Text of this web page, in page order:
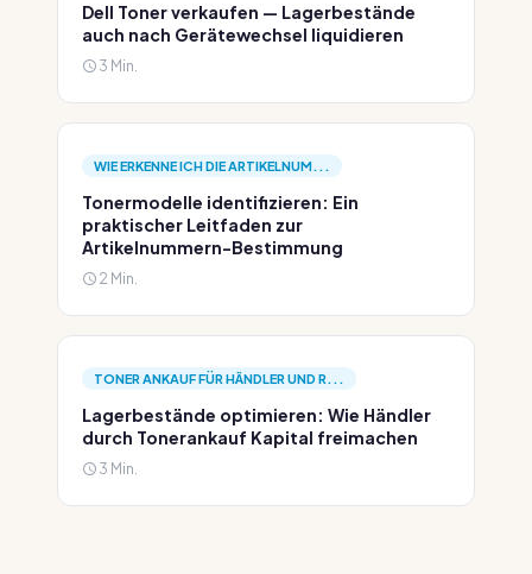
Dell Toner verkaufen — Lagerbestände
auch nach Gerätewechsel liquidieren
3 Min.
WIE ERKENNE ICH DIE ARTIKELNUM...
Tonermodelle identifizieren: Ein
praktischer Leitfaden zur
Artikelnummern-Bestimmung
2 Min.
TONER ANKAUF FÜR HÄNDLER UND R...
Lagerbestände optimieren: Wie Händler
durch Tonerankauf Kapital freimachen
3 Min.